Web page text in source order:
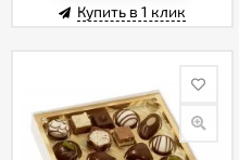
Купить в 1 клик